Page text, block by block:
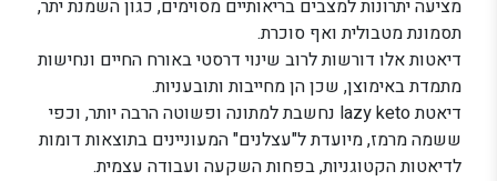
מציעה יתרונות למצבים בריאותיים מסוימים, כגון השמנת יתר,
תסמונת מטבולית ואף סוכרת.
דיאטות אלו דורשות לרוב שינוי דרסטי באורח החיים ונחישות
מתמדת באימוצן, שכן הן מחייבות ותובעניות.
דיאטת lazy keto נחשבת למתונה ופשוטה הרבה יותר, וכפי
ששמה מרמז, מיועדת ל"עצלנים" המעוניינים בתוצאות דומות
לדיאטות הקטוגניות, בפחות השקעה ועבודה עצמית.